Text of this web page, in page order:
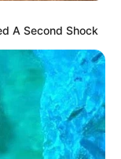
A Second Shock